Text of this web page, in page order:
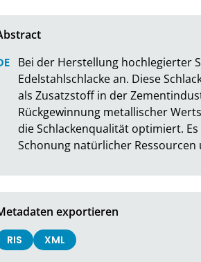
Bei der Herstellung hochlegierter
Edelstahlschlacke an. Diese
als Zusatzstoff in der
Rückgewinnung metallischer
die Schlackenqualität optimiert.
Schonung natürlicher
exportieren
RIS XML